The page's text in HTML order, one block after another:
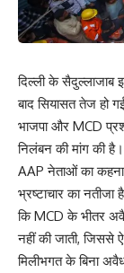
दिल्ली के सैदुल्लाजाब
बाद सियासत तेज हो
भाजपा और MCD
निलंबन की मांग की है।
AAP नेताओं का कहना
भ्रष्टाचार का नतीजा
कि MCD के भीतर
नहीं की जाती, जिससे
मिलीभगत के बिना